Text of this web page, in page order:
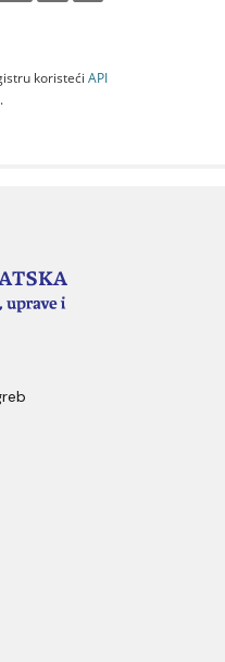
koristeći API